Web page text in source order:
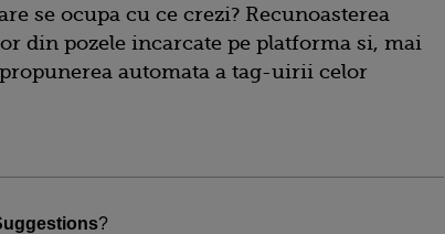
se ocupa cu ce crezi? Recunoasterea
din pozele incarcate pe platforma si, mai
automata a tag-uirii celor
?